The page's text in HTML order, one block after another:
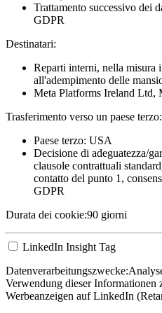
Trattamento successivo dei
GDPR
Destinatari:
Reparti interni, nella misura
all'adempimento delle
Meta Platforms Ireland Ltd,
Trasferimento verso un paese terzo:
Paese terzo: USA
Decisione di adeguatezza/
clausole contrattuali
contatto del punto 1,
GDPR
Durata dei cookie:90 giorni
LinkedIn Insight Tag
Datenverarbeitungszwecke:
Verwendung dieser Informationen
Werbeanzeigen auf LinkedIn